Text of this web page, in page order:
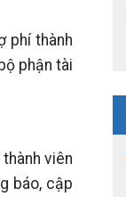
phí thành
phận tài
viên
báo, cập